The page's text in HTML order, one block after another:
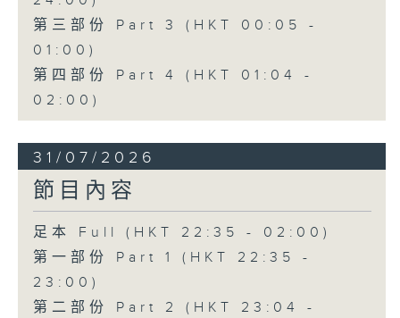
第三部份 Part 3 (HKT 00:05 -
01:00)
第四部份 Part 4 (HKT 01:04 -
02:00)
31/07/2026
節目內容
足本 Full (HKT 22:35 - 02:00)
第一部份 Part 1 (HKT 22:35 -
23:00)
第二部份 Part 2 (HKT 23:04 -